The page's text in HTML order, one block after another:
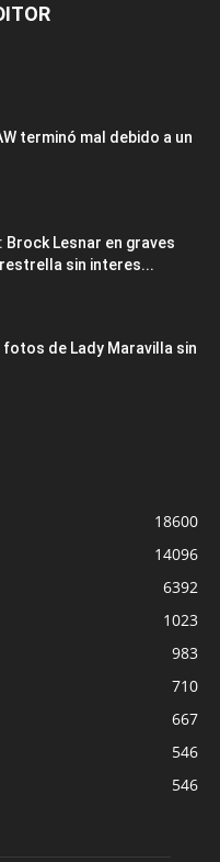
terminó mal debido a un
Brock Lesnar en graves
sin interes...
de Lady Maravilla sin
18600
14096
6392
1023
983
710
667
546
546